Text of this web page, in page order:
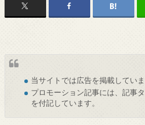
当サイトでは広告を掲載していま
プロモーション記事には、記事タ
を付記しています。